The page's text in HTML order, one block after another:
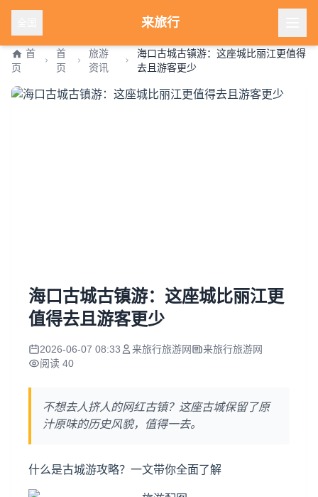
来旅行
首
页
首
页
旅游
资讯
海口古城古镇游：这座城比丽江更值得
去且游客更少
海口古城古镇游：这座城比丽江更
值得去且游客更少
2026-06-07 08:33 来旅行旅游网
来旅行旅游网
阅读 40
不想去人挤人的网红古镇？这座古城保留了原
汁原味的历史风貌，值得一去。
什么是古城游攻略？一文带你全面了解